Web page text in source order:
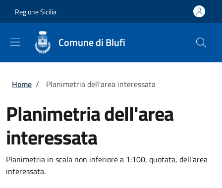
Regione Sicilia
Comune di Blufi
Briciole di pane
Home / Planimetria dell'area interessata
Planimetria dell'area
interessata
Planimetria in scala non inferiore a 1:100, quotata, dell'area
interessata.